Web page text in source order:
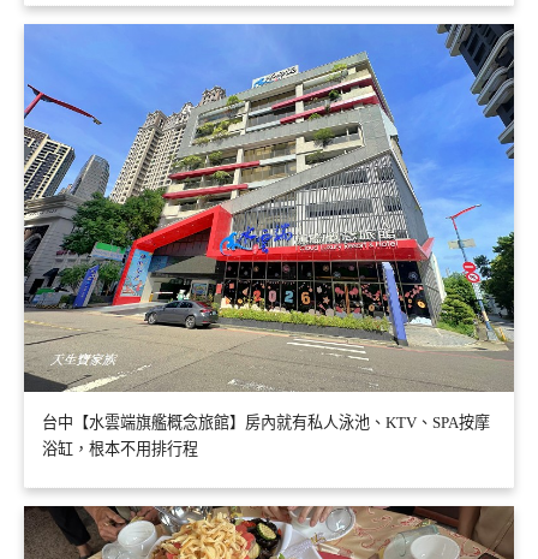
台中【水雲端旗艦概念旅館】房內就有私人泳池、KTV、SPA按摩
浴缸，根本不用排行程